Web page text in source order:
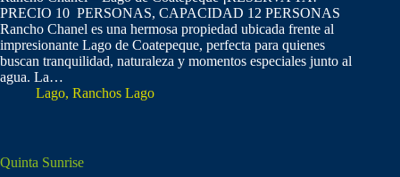
PRECIO 10 PERSONAS, CAPACIDAD 12 PERSONAS
Rancho Chanel es una hermosa propiedad ubicada frente al
impresionante Lago de Coatepeque, perfecta para quienes
buscan tranquilidad, naturaleza y momentos especiales junto al
agua. La…
Lago, Ranchos Lago
Quinta Sunrise